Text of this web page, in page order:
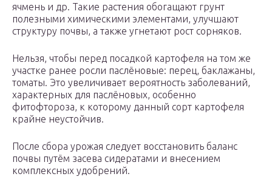
ячмень и др. Такие растения обогащают грунт
полезными химическими элементами, улучшают
структуру почвы, а также угнетают рост сорняков.
Нельзя, чтобы перед посадкой картофеля на том же
участке ранее росли паслёновые: перец, баклажаны,
томаты. Это увеличивает вероятность заболеваний,
характерных для паслёновых, особенно
фитофтороза, к которому данный сорт картофеля
крайне неустойчив.
После сбора урожая следует восстановить баланс
почвы путём засева сидератами и внесением
комплексных удобрений.